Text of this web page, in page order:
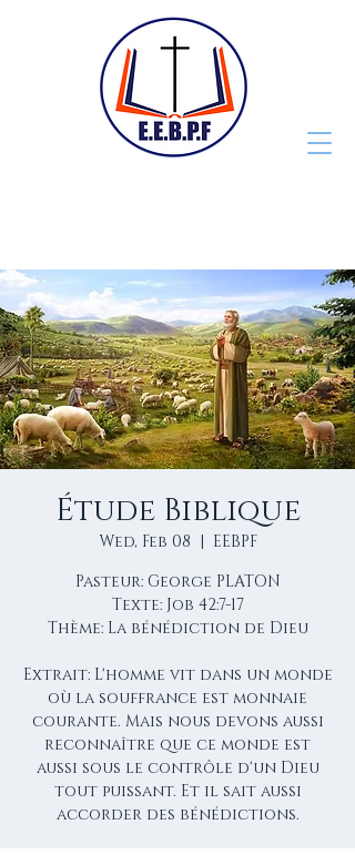
Étude Biblique
Wed, Feb 08
  |
EEBPF
Pasteur: George PLATON
Texte: Job 42:7-17
Thème: La bénédiction de Dieu
Extrait: L'homme vit dans un monde
où la souffrance est monnaie
courante. Mais nous devons aussi
reconnaître que ce monde est
aussi sous le contrôle d'un Dieu
tout puissant. Et il sait aussi
accorder des bénédictions.